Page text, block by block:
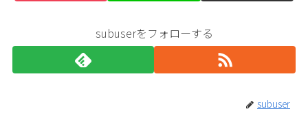
subuserをフォローする
subuser